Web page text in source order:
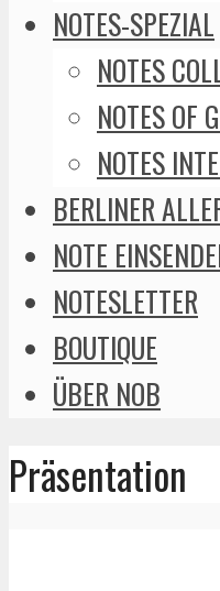
NOTES-SPEZIAL
NOTES
NOTES OF
NOTES
BERLINER
NOTE
NOTESLETTER
BOUTIQUE
ÜBER NOB
Präsentation